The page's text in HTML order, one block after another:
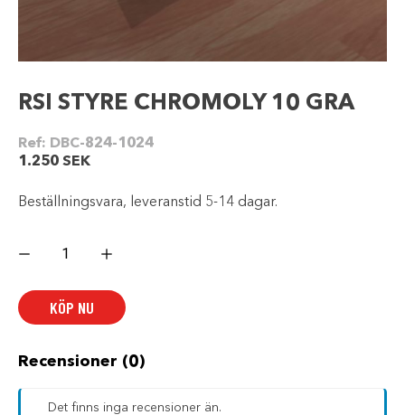
RSI STYRE CHROMOLY 10 GRA
Ref: DBC-824-1024
1.250 SEK
Beställningsvara, leveranstid 5-14 dagar.
STYRE
GRA
mängd
KÖP NU
Recensioner (0)
Det finns inga recensioner än.